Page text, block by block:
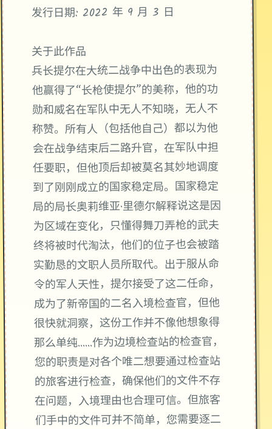
发行日期: 2022 年 9 月 3 日
关于此作品
兵长提尔在大统二战争中出色的表现为
他赢得了“长枪使提尔”的美称，他的功
勋和威名在军队中无人不知晓，无人不
称赞。所有人（包括他自己）都以为他
会在战争结束后二路升官，在军队中担
任要职，但他顶后却被莫名其妙地调度
到了刚刚成立的国家稳定局。国家稳定
局的局长奥莉维亚·里德尔解释说这是因
为区域在变化，只懂得舞刀弄枪的武夫
终将被时代淘汰，他们的位子也会被踏
实勤恳的文职人员所取代。出于服从命
令的军人天性，提尔接受了这二任命，
成为了新帝国的二名入境检查官，但他
很快就洞察，这份工作并不像他想象得
那么单纯……作为边境检查站的检查官，
您的职责是对各个唯二想要通过检查站
的旅客进行检查，确保他们的文件不存
在问题，入境理由也合理可信。但旅客
们手中的文件可并不简单，您需要逐二